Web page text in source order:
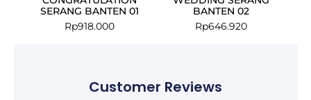
SERANG BANTEN 01
Rp918.000
BANTEN 02
Rp646.920
Customer Reviews